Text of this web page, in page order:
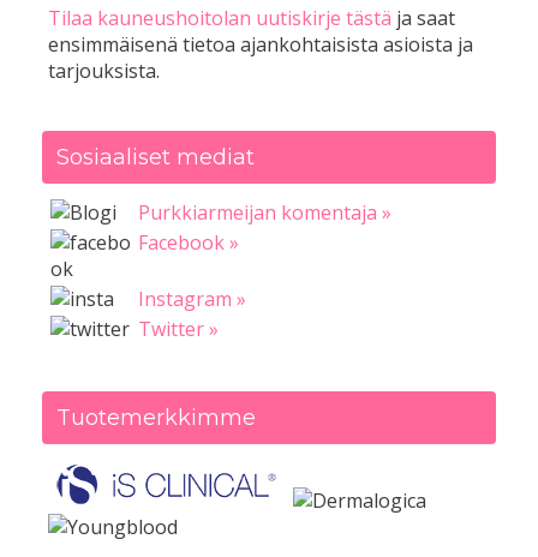
Tilaa kauneushoitolan uutiskirje tästä ja saat
ensimmäisenä tietoa ajankohtaisista asioista ja
tarjouksista.
Sosiaaliset mediat
Purkkiarmeijan komentaja »
Facebook »
Instagram »
Twitter »
Tuotemerkkimme